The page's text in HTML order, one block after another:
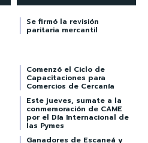
Se firmó la revisión
paritaria mercantil
Comenzó el Ciclo de
Capacitaciones para
Comercios de Cercanía
Este jueves, sumate a la
conmemoración de CAME
por el Día Internacional de
las Pymes
Ganadores de Escaneá y